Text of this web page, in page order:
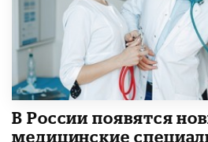
В России появятся
медицинские